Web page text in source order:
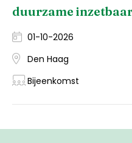
duurzame
01-10-2026
Den Haag
Bijeenkomst